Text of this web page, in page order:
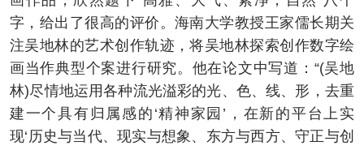
字，给出了很高的评价。海南大学教授王家儒长期关
注吴地林的艺术创作轨迹，将吴地林探索创作数字绘
画当作典型个案进行研究。他在论文中写道：“(吴地
林)尽情地运用各种流光溢彩的光、色、线、形，去重
建一个具有归属感的‘精神家园’，在新的平台上实
现‘历史与当代、现实与想象、东方与西方、守正与创